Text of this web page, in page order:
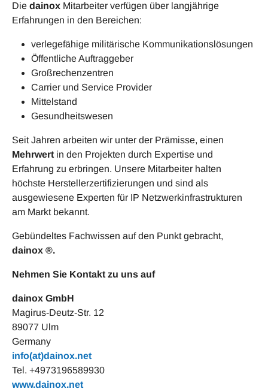
Die dainox Mitarbeiter verfügen über langjährige
Erfahrungen in den Bereichen:
verlegefähige militärische Kommunikationslösungen
Öffentliche Auftraggeber
Großrechenzentren
Carrier und Service Provider
Mittelstand
Gesundheitswesen
Seit Jahren arbeiten wir unter der Prämisse, einen
Mehrwert in den Projekten durch Expertise und
Erfahrung zu erbringen. Unsere Mitarbeiter halten
höchste Herstellerzertifizierungen und sind als
ausgewiesene Experten für IP Netzwerkinfrastrukturen
am Markt bekannt.
Gebündeltes Fachwissen auf den Punkt gebracht,
dainox ®.
Nehmen Sie Kontakt zu uns auf
dainox GmbH
Magirus-Deutz-Str. 12
89077 Ulm
Germany
info(at)dainox.net
Tel. +4973196589930
www.dainox.net